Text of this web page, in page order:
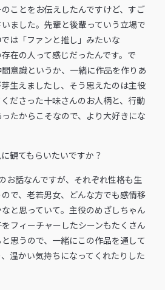
ことをお伝えしたんですけど、すご
ました。先輩と後輩っていう立場で
は「ファンと推し」みたいな
存在の人って感じだったんです。で
意識というか、一緒に作品を作りあ
生えましたし、そう思えたのは主役
ださった十味さんのお人柄と、行動
たからこそなので、より大好きにな
に観てもらいたいですか？
話なんですが、それぞれ性格も生
で、老若男女、どんな方でも感情移
と思っていて。主役のめざしちゃん
フィーチャーしたシーンもたくさん
思うので、一緒にこの作品を通して
温かい気持ちになってくれたりした